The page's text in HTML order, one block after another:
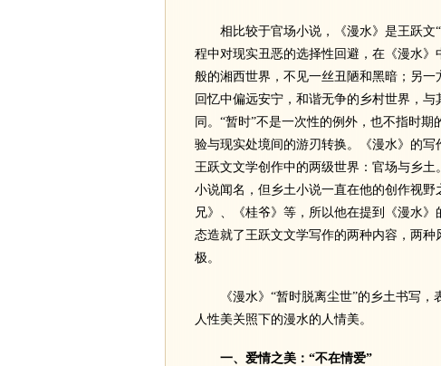
相比较于官场小说，《漫水》是王跃文“
程中对现实丑恶的选择性回避，在《漫水
般的湘西世界，不见一丝丑陋和黑暗；另
回忆中偏远安宁，和谐无争的乡村世界，
同。“暂时”不是一次性的例外，也不指时
验与现实处境间的游刃转换。《漫水》的
王跃文文学创作中的两级世界：官场与乡
小说闻名，但乡土小说一直在他的创作视
兄》、《桂爷》等，所以他在提到《漫水
态造就了王跃文文学写作的两种内容，两
极。
《漫水》“暂时脱离尘世”的乡土书写，
人性美关照下的漫水的人情美。
一、爱情之美：“不在情爱”